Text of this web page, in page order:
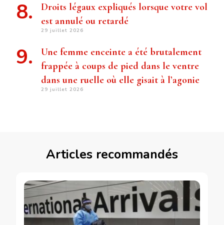
Droits légaux expliqués lorsque votre vol
est annulé ou retardé
29 juillet 2026
Une femme enceinte a été brutalement
frappée à coups de pied dans le ventre
dans une ruelle où elle gisait à l’agonie
29 juillet 2026
Articles recommandés